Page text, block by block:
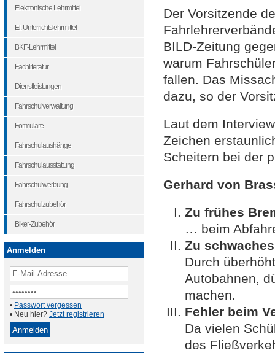
Der Vorsitzende
BILD-Zeitung
warum
fallen. Das
dazu, so der
Laut dem
Zeichen
Scheitern bei der
Gerhard von
Zu frühes
… beim
Zu
Durch
Autobahnen,
machen.
Fehler beim
Da vielen
des
Elektronische Lehrmittel
El. Unterrichtslehrmittel
BKF-Lehrmittel
Fachliteratur
Dienstleistungen
Fahrschulverwaltung
Formulare
Fahrschulaushänge
Fahrschulausstattung
Fahrschulwerbung
Fahrschulzubehör
Biker-Zubehör
Anmelden
• Passwort vergessen
• Neu hier? Jetzt registrieren